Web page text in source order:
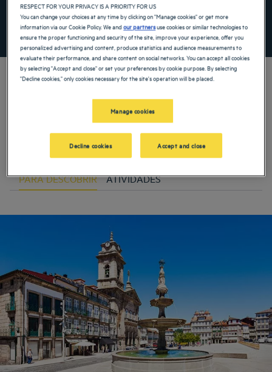
PROCURAR
Localizado em um antigo convento franciscano e com serviços gourmet de um
restaurante, nosso hotel de 4 estrelas em Braga define o tom de sua estada nesta
cidade portuguesa. Localizada ao norte do país, a cidade é caracterizada pela
beleza de seus edifícios religiosos e as delícias de sua gastronomia, que você
pode encontrar em nosso hotel!
PARA DESCOBRIR ATIVIDADES
RESPECT FOR YOUR PRIVACY IS A PRIORITY FOR US
You can change your choices at any time by clicking on "Manage cookies" or get more
information via our Cookie Policy. We andour partnersuse cookies or similar technologies to
ensure the proper functioning and security of the site, improve your experience, offer you
personalized advertising and content, produce statistics and audience measurements to
evaluate their performance, and share content on social networks. You can accept all cookies
by selecting "Accept and close" or set your preferences by cookie purpose. By selecting
"Decline cookies," only cookies necessary for the site's operation will be placed.
Manage cookies
Decline cookies Accept and close